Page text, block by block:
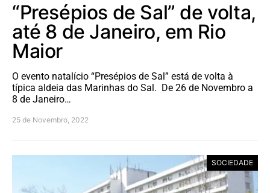
“Presépios de Sal” de volta,
até 8 de Janeiro, em Rio
Maior
O evento natalício “Presépios de Sal” está de volta à
típica aldeia das Marinhas do Sal. De 26 de Novembro a
8 de Janeiro…
25 de Novembro, 2022
SOCIEDADE